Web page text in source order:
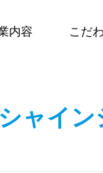
内容 こだ
ャイン